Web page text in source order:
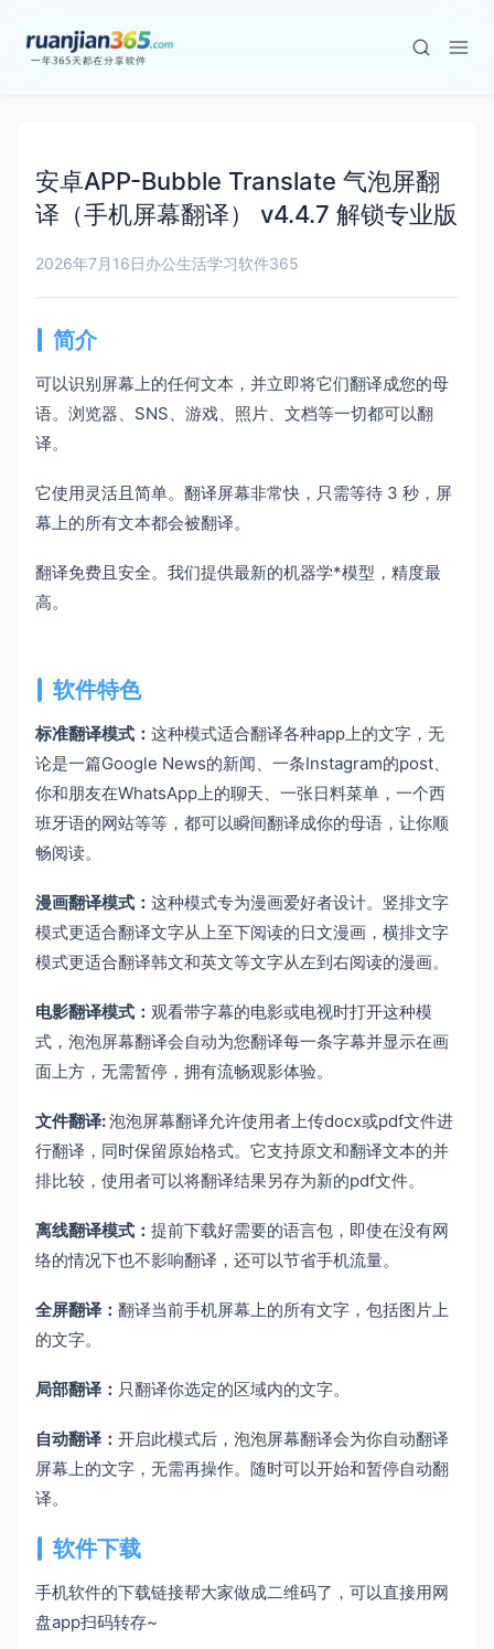
安卓APP-Bubble Translate 气泡屏翻
译（手机屏幕翻译） v4.4.7 解锁专业版
2026年7月16日办公生活学习软件365
简介
可以识别屏幕上的任何文本，并立即将它们翻译成您的母
语。浏览器、SNS、游戏、照片、文档等一切都可以翻
译。
它使用灵活且简单。翻译屏幕非常快，只需等待 3 秒，屏
幕上的所有文本都会被翻译。
翻译免费且安全。我们提供最新的机器学*模型，精度最
高。
软件特色
标准翻译模式： 这种模式适合翻译各种app上的文字，无
论是一篇Google News的新闻、一条Instagram的post、
你和朋友在WhatsApp上的聊天、一张日料菜单，一个西
班牙语的网站等等，都可以瞬间翻译成你的母语，让你顺
畅阅读。
漫画翻译模式： 这种模式专为漫画爱好者设计。竖排文字
模式更适合翻译文字从上至下阅读的日文漫画，横排文字
模式更适合翻译韩文和英文等文字从左到右阅读的漫画。
电影翻译模式： 观看带字幕的电影或电视时打开这种模
式，泡泡屏幕翻译会自动为您翻译每一条字幕并显示在画
面上方，无需暂停，拥有流畅观影体验。
文件翻译:泡泡屏幕翻译允许使用者上传docx或pdf文件进
行翻译，同时保留原始格式。它支持原文和翻译文本的并
排比较，使用者可以将翻译结果另存为新的pdf文件。
离线翻译模式： 提前下载好需要的语言包，即使在没有网
络的情况下也不影响翻译，还可以节省手机流量。
全屏翻译： 翻译当前手机屏幕上的所有文字，包括图片上
的文字。
局部翻译： 只翻译你选定的区域内的文字。
自动翻译： 开启此模式后，泡泡屏幕翻译会为你自动翻译
屏幕上的文字，无需再操作。随时可以开始和暂停自动翻
译。
软件下载
手机软件的下载链接帮大家做成二维码了，可以直接用网
盘app扫码转存~